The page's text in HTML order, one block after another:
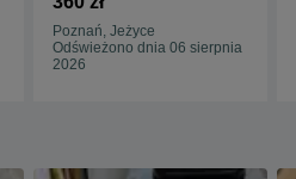
Poznań, Jeżyce
Odświeżono dnia 06 sierpnia
2026